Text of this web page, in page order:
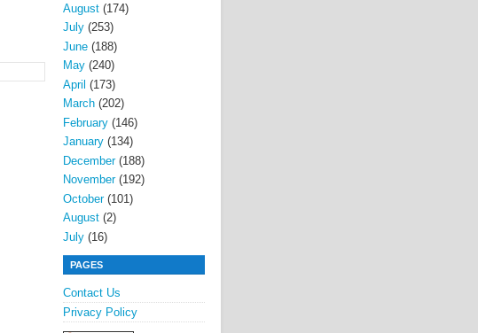
August (174)
July (253)
June (188)
May (240)
April (173)
March (202)
February (146)
January (134)
December(188)
November(192)
October(101)
August (2)
July (16)
PAGES
Contact Us
Privacy Policy